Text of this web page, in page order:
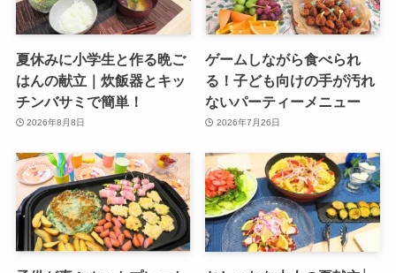
夏休みに小学生と作る晩ご
はんの献立｜炊飯器とキッ
チンバサミで簡単！
2026年8月8日
ゲームしながら食べられ
る！子ども向けの手が汚れ
ないパーティーメニュー
2026年7月26日